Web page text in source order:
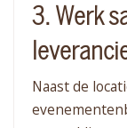
3. Werk
Naast de